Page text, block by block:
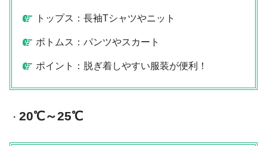
トップス：長袖Tシャツやニット
ボトムス：パンツやスカート
ポイント：脱ぎ着しやすい服装が便利！
・ 20℃～25℃